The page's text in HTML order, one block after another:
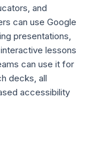
and
can use Google
presentations,
lessons
can use it for
decks, all
accessibility